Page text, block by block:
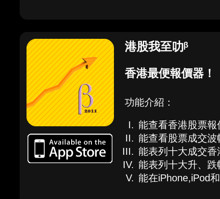
港股我至叻ᵝ
香港最便報價器！
功能介紹：
能查看香港股票報
能查看股票成交波
能表列十大成交香
能表列十大升、跌
能在iPhone,iPod